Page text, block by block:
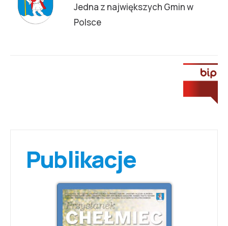
Jedna z największych Gmin w
Polsce
Publikacje